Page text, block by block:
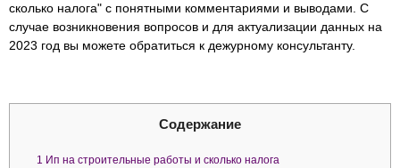
сколько налога" с понятными комментариями и выводами. С
случае возникновения вопросов и для актуализации данных на
2023 год вы можете обратиться к дежурному консультанту.
Содержание
1 Ип на строительные работы и сколько налога